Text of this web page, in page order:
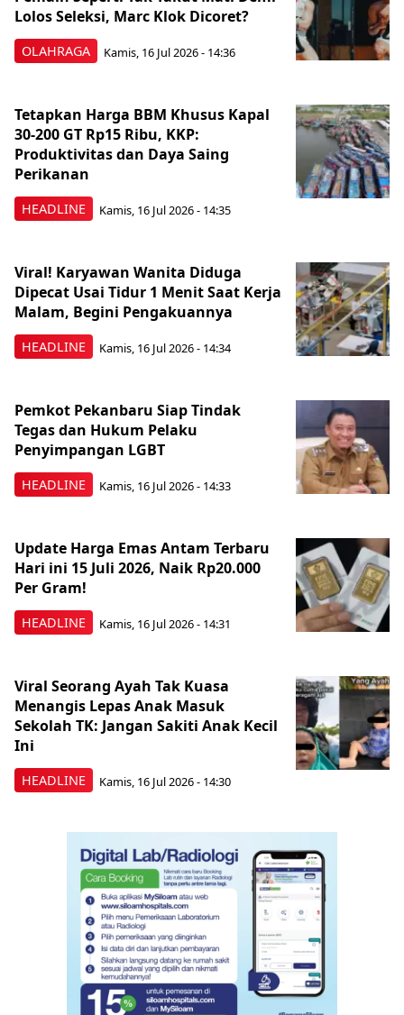
OLAHRAGA
Lolos Seleksi, Marc Klok Dicoret?
Kamis, 16 Jul 2026 - 14:36
HEADLINE
Tetapkan Harga BBM Khusus Kapal
30-200 GT Rp15 Ribu, KKP:
Produktivitas dan Daya Saing
Perikanan
Kamis, 16 Jul 2026 - 14:35
HEADLINE
Viral! Karyawan Wanita Diduga
Dipecat Usai Tidur 1 Menit Saat Kerja
Malam, Begini Pengakuannya
Kamis, 16 Jul 2026 - 14:34
HEADLINE
Pemkot Pekanbaru Siap Tindak
Tegas dan Hukum Pelaku
Penyimpangan LGBT
Kamis, 16 Jul 2026 - 14:33
HEADLINE
Update Harga Emas Antam Terbaru
Hari ini 15 Juli 2026, Naik Rp20.000
Per Gram!
Kamis, 16 Jul 2026 - 14:31
HEADLINE
Viral Seorang Ayah Tak Kuasa
Menangis Lepas Anak Masuk
Sekolah TK: Jangan Sakiti Anak Kecil
Ini
Kamis, 16 Jul 2026 - 14:30